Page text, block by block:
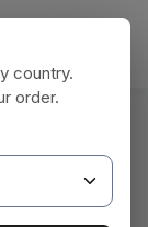
country.
order.